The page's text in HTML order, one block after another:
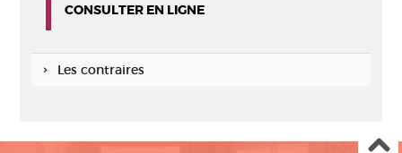
CONSULTER EN LIGNE
Les contraires